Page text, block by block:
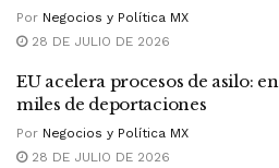
Por Negocios y Política MX
28 DE JULIO DE 2026
EU acelera procesos de asilo:
miles de deportaciones
Por Negocios y Política MX
28 DE JULIO DE 2026